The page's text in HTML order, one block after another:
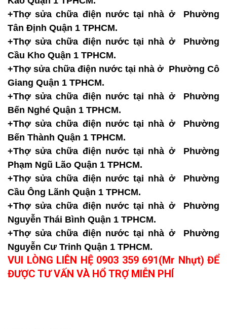
+Thợ sửa chữa điện nước tại nhà ở Phường
Tân Định Quận 1 TPHCM.
+Thợ sửa chữa điện nước tại nhà ở Phường
Cầu Kho Quận 1 TPHCM.
+Thợ sửa chữa điện nước tại nhà ở Phường Cô
Giang Quận 1 TPHCM.
+Thợ sửa chữa điện nước tại nhà ở Phường
Bến Nghé Quận 1 TPHCM.
+Thợ sửa chữa điện nước tại nhà ở Phường
Bến Thành Quận 1 TPHCM.
+Thợ sửa chữa điện nước tại nhà ở Phường
Phạm Ngũ Lão Quận 1 TPHCM.
+Thợ sửa chữa điện nước tại nhà ở Phường
Cầu Ông Lãnh Quận 1 TPHCM.
+Thợ sửa chữa điện nước tại nhà ở Phường
Nguyễn Thái Bình Quận 1 TPHCM.
+Thợ sửa chữa điện nước tại nhà ở Phường
Nguyễn Cư Trinh Quận 1 TPHCM.
VUI LÒNG LIÊN HỆ 0903 359 691(Mr Nhựt) ĐỂ
ĐƯỢC TƯ VẤN VÀ HỔ TRỢ MIỄN PHÍ